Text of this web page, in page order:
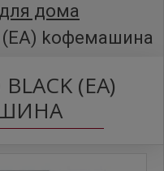
дома
(EA) kофемашина
(EA)